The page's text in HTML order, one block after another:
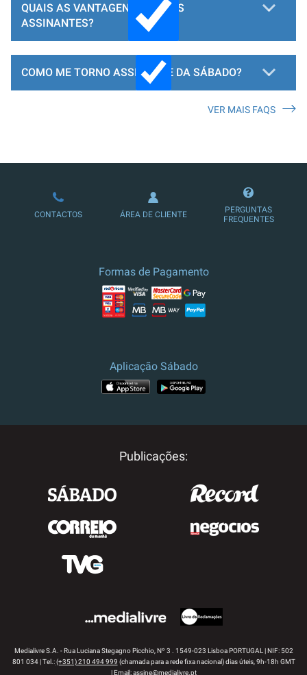
QUAIS AS VANTAGENS PARA OS
ASSINANTES?
COMO ME TORNO ASSINANTE DA SÁBADO?
LOJA DE ASSINATURAS
VER MAIS FAQS
CONTACTOS ÁREA DE CLIENTE
PERGUNTAS
FREQUENTES
Formas de Pagamento
Aplicação Sábado
Publicações:
Medialivre S.A. - Rua Luciana Stegagno Picchio, Nº 3 . 1549-023 Lisboa PORTUGAL | NIF: 502
801 034 | Tel.:(+351) 210 494 999 (chamada para a rede fixa nacional) dias úteis, 9h-18h GMT
| Email:assine@medialivre.pt